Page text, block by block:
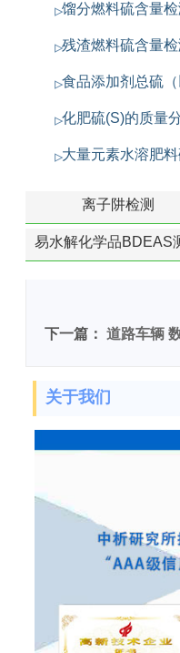
馏分燃料硫含量检
残渣燃料硫含量检
食品添加剂总硫
化肥硫(S)的质量
大量元素水溶肥
离子阱检测
易水解化学品BDEAS
下一篇： 道路车辆
关于我们